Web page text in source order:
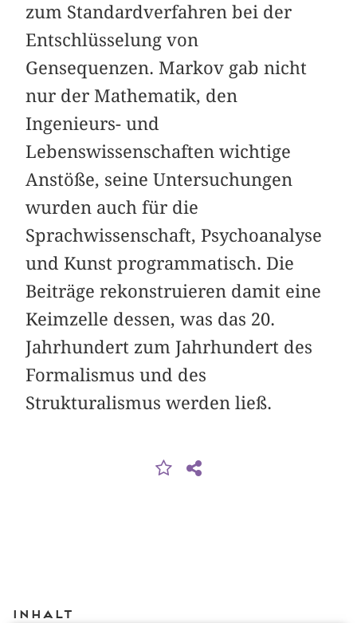
zum Standardverfahren bei der
Entschlüsselung von
Gensequenzen. Markov gab nicht
nur der Mathematik, den
Ingenieurs- und
Lebenswissenschaften wichtige
Anstöße, seine Untersuchungen
wurden auch für die
Sprachwissenschaft, Psychoanalyse
und Kunst programmatisch. Die
Beiträge rekonstruieren damit eine
Keimzelle dessen, was das 20.
Jahrhundert zum Jahrhundert des
Formalismus und des
Strukturalismus werden ließ.
Inhalt